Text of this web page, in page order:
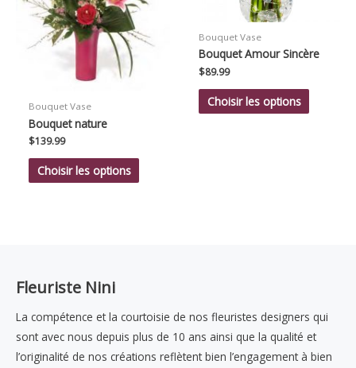
Bouquet Vase
Bouquet nature
$139.99
Choisir les options
Bouquet Vase
Bouquet Amour Sincère
$89.99
Choisir les options
Fleuriste Nini
La compétence et la courtoisie de nos fleuristes designers qui
sont avec nous depuis plus de 10 ans ainsi que la qualité et
l’originalité de nos créations reflètent bien l’engagement à bien